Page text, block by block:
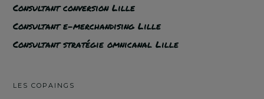
Consultant conversion Lille
Consultant e-merchandising Lille
Consultant stratégie omnicanal Lille
LES COPAINGS